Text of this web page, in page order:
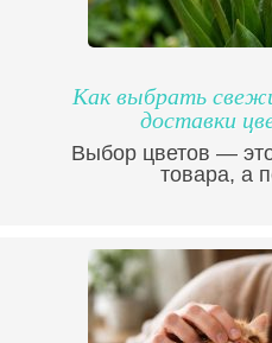
Как выбрать
доставки
Выбор цветов —
товара, а